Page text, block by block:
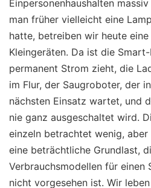
Einpersonenhaushalten
man früher vielleicht eine
hatte, betreiben wir heute
Kleingeräten. Da ist die
permanent Strom zieht, die
im Flur, der Saugroboter, der
nächsten Einsatz wartet, und
nie ganz ausgeschaltet wird.
einzeln betrachtet wenig,
eine beträchtliche Grundlast,
Verbrauchsmodellen für einen
nicht vorgesehen ist. Wir